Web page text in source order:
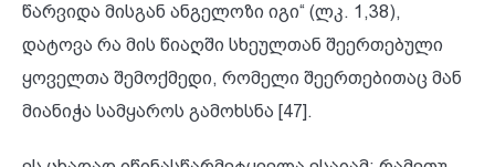
წარვიდა მისგან ანგელოზი იგი“ (ლკ. 1,38),
დატოვა რა მის წიაღში სხეულთან შეერთებული
ყოველთა შემოქმედი, რომელი შეერთებითაც მან
მიანიჭა სამყაროს გამოხსნა [47].